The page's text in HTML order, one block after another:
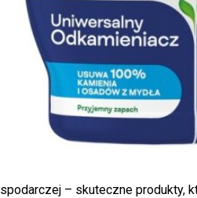
– skuteczne produkty,